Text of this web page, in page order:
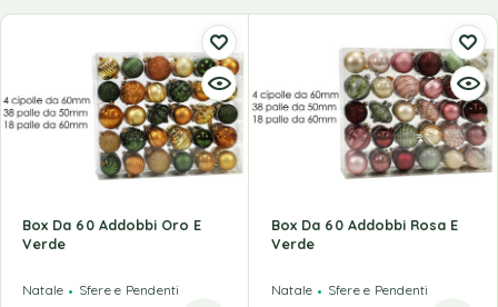
Box Da 60 Addobbi Oro E
Verde
Natale Sfere e Pendenti
Box Da 60 Addobbi Rosa E
Verde
Natale Sfere e Pendenti